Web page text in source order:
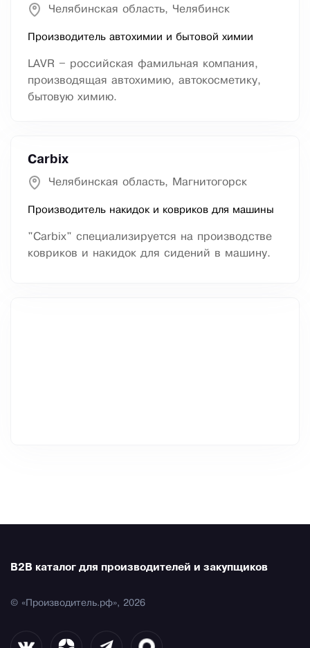
Челябинская область, Челябинск
Производитель автохимии и бытовой химии
LAVR – российская фамильная компания,
производящая автохимию, автокосметику,
бытовую химию.
Carbix
Челябинская область, Магнитогорск
Производитель накидок и ковриков для машины
"Carbix" специализируется на производстве
ковриков и накидок для сидений в машину.
B2B каталог для производителей и закупщиков
© «Производитель.рф», 2026